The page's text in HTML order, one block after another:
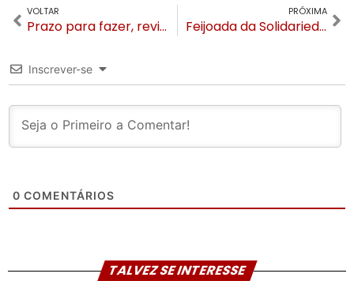
VOLTAR
Prazo para fazer, revisar e transferir título eleitoral é ampliado até 23 de maio no RS
PRÓXIMA
Feijoada da Solidariedade de Gramado é adiada
Inscrever-se
0 COMENTÁRIOS
TALVEZ SE INTERESSE